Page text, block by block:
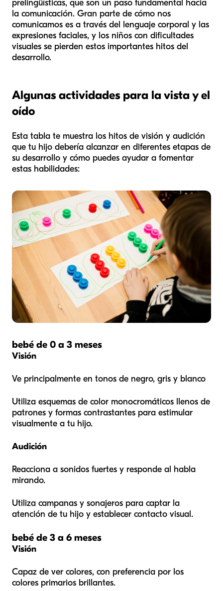
prelingüísticas, que son un paso fundamental hacia
la comunicación. Gran parte de cómo nos
comunicamos es a través del lenguaje corporal y las
expresiones faciales, y los niños con dificultades
visuales se pierden estos importantes hitos del
desarrollo.
Algunas actividades para la vista y el
oído
Esta tabla te muestra los hitos de visión y audición
que tu hijo debería alcanzar en diferentes etapas de
su desarrollo y cómo puedes ayudar a fomentar
estas habilidades:
bebé de 0 a 3 meses
Visión
Ve principalmente en tonos de negro, gris y blanco
Utiliza esquemas de color monocromáticos llenos de
patrones y formas contrastantes para estimular
visualmente a tu hijo.
Audición
Reacciona a sonidos fuertes y responde al habla
mirando.
Utiliza campanas y sonajeros para captar la
atención de tu hijo y establecer contacto visual.
bebé de 3 a 6 meses
Visión
Capaz de ver colores, con preferencia por los
colores primarios brillantes.